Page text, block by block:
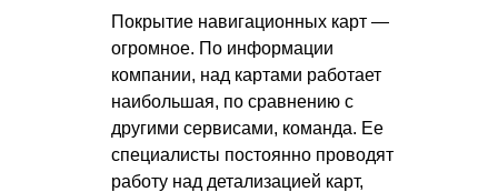
Покрытие навигационных карт —
огромное. По информации
компании, над картами работает
наибольшая, по сравнению с
другими сервисами, команда. Ее
специалисты постоянно проводят
работу над детализацией карт,